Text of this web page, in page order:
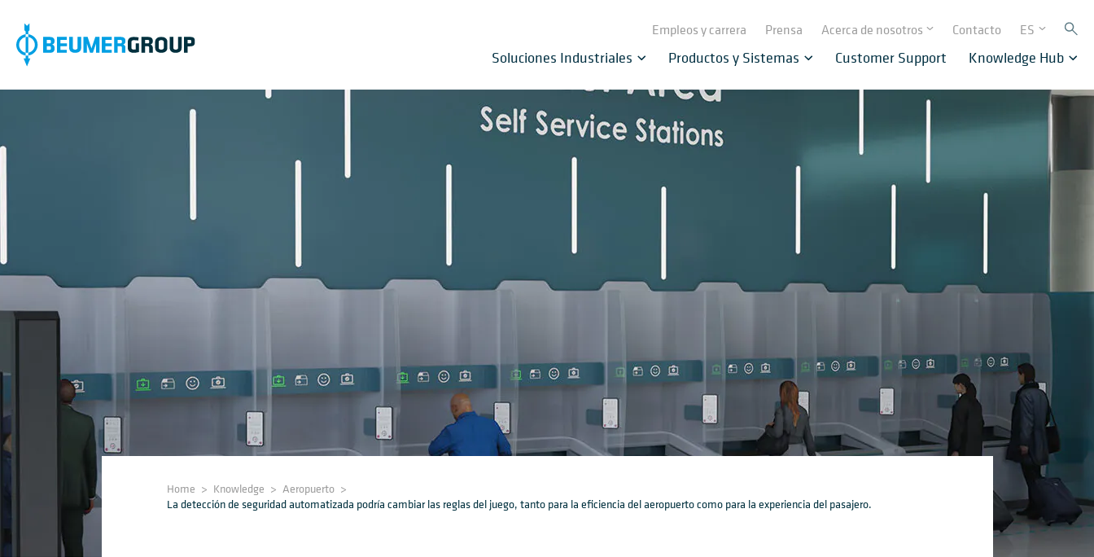
Empleos y carrera Prensa Acerca de nosotros Contacto ES
Soluciones Industriales Productos y Sistemas Customer Support Knowledge Hub
Home > Knowledge > Aeropuerto >
La detección de seguridad automatizada podría cambiar las reglas del juego, tanto para la eficiencia del aeropuerto como para la experiencia del pasajero.